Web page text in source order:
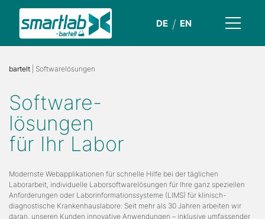
DE EN
bartelt | Softwarelösungen
Software-
lösungen
für Ihr Labor
Modernste Webapplikationen für schnelle Hilfe bei der täglichen
Laborarbeit, individuelle Laborsoftwarelösungen für Ihre ganz speziellen
Anforderungen oder Laborinformationssysteme (LIMS) für klinisch-
diagnostische Krankenhauslabore: Seit mehr als 30 Jahren arbeiten wir
daran, unseren Kunden innovative Anwendungen – inklusive umfassender